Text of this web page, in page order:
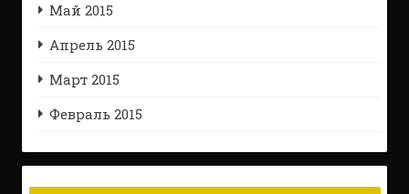
Май 2015
Апрель 2015
Март 2015
Февраль 2015